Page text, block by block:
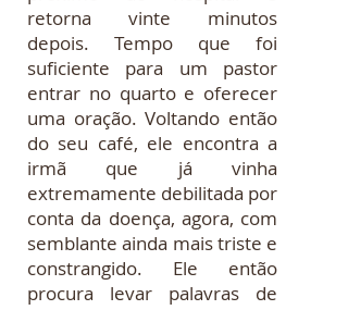
retorna vinte minutos
depois. Tempo que foi
suficiente para um pastor
entrar no quarto e oferecer
uma oração. Voltando então
do seu café, ele encontra a
irmã que já vinha
extremamente debilitada por
conta da doença, agora, com
semblante ainda mais triste e
constrangido. Ele então
procura levar palavras de